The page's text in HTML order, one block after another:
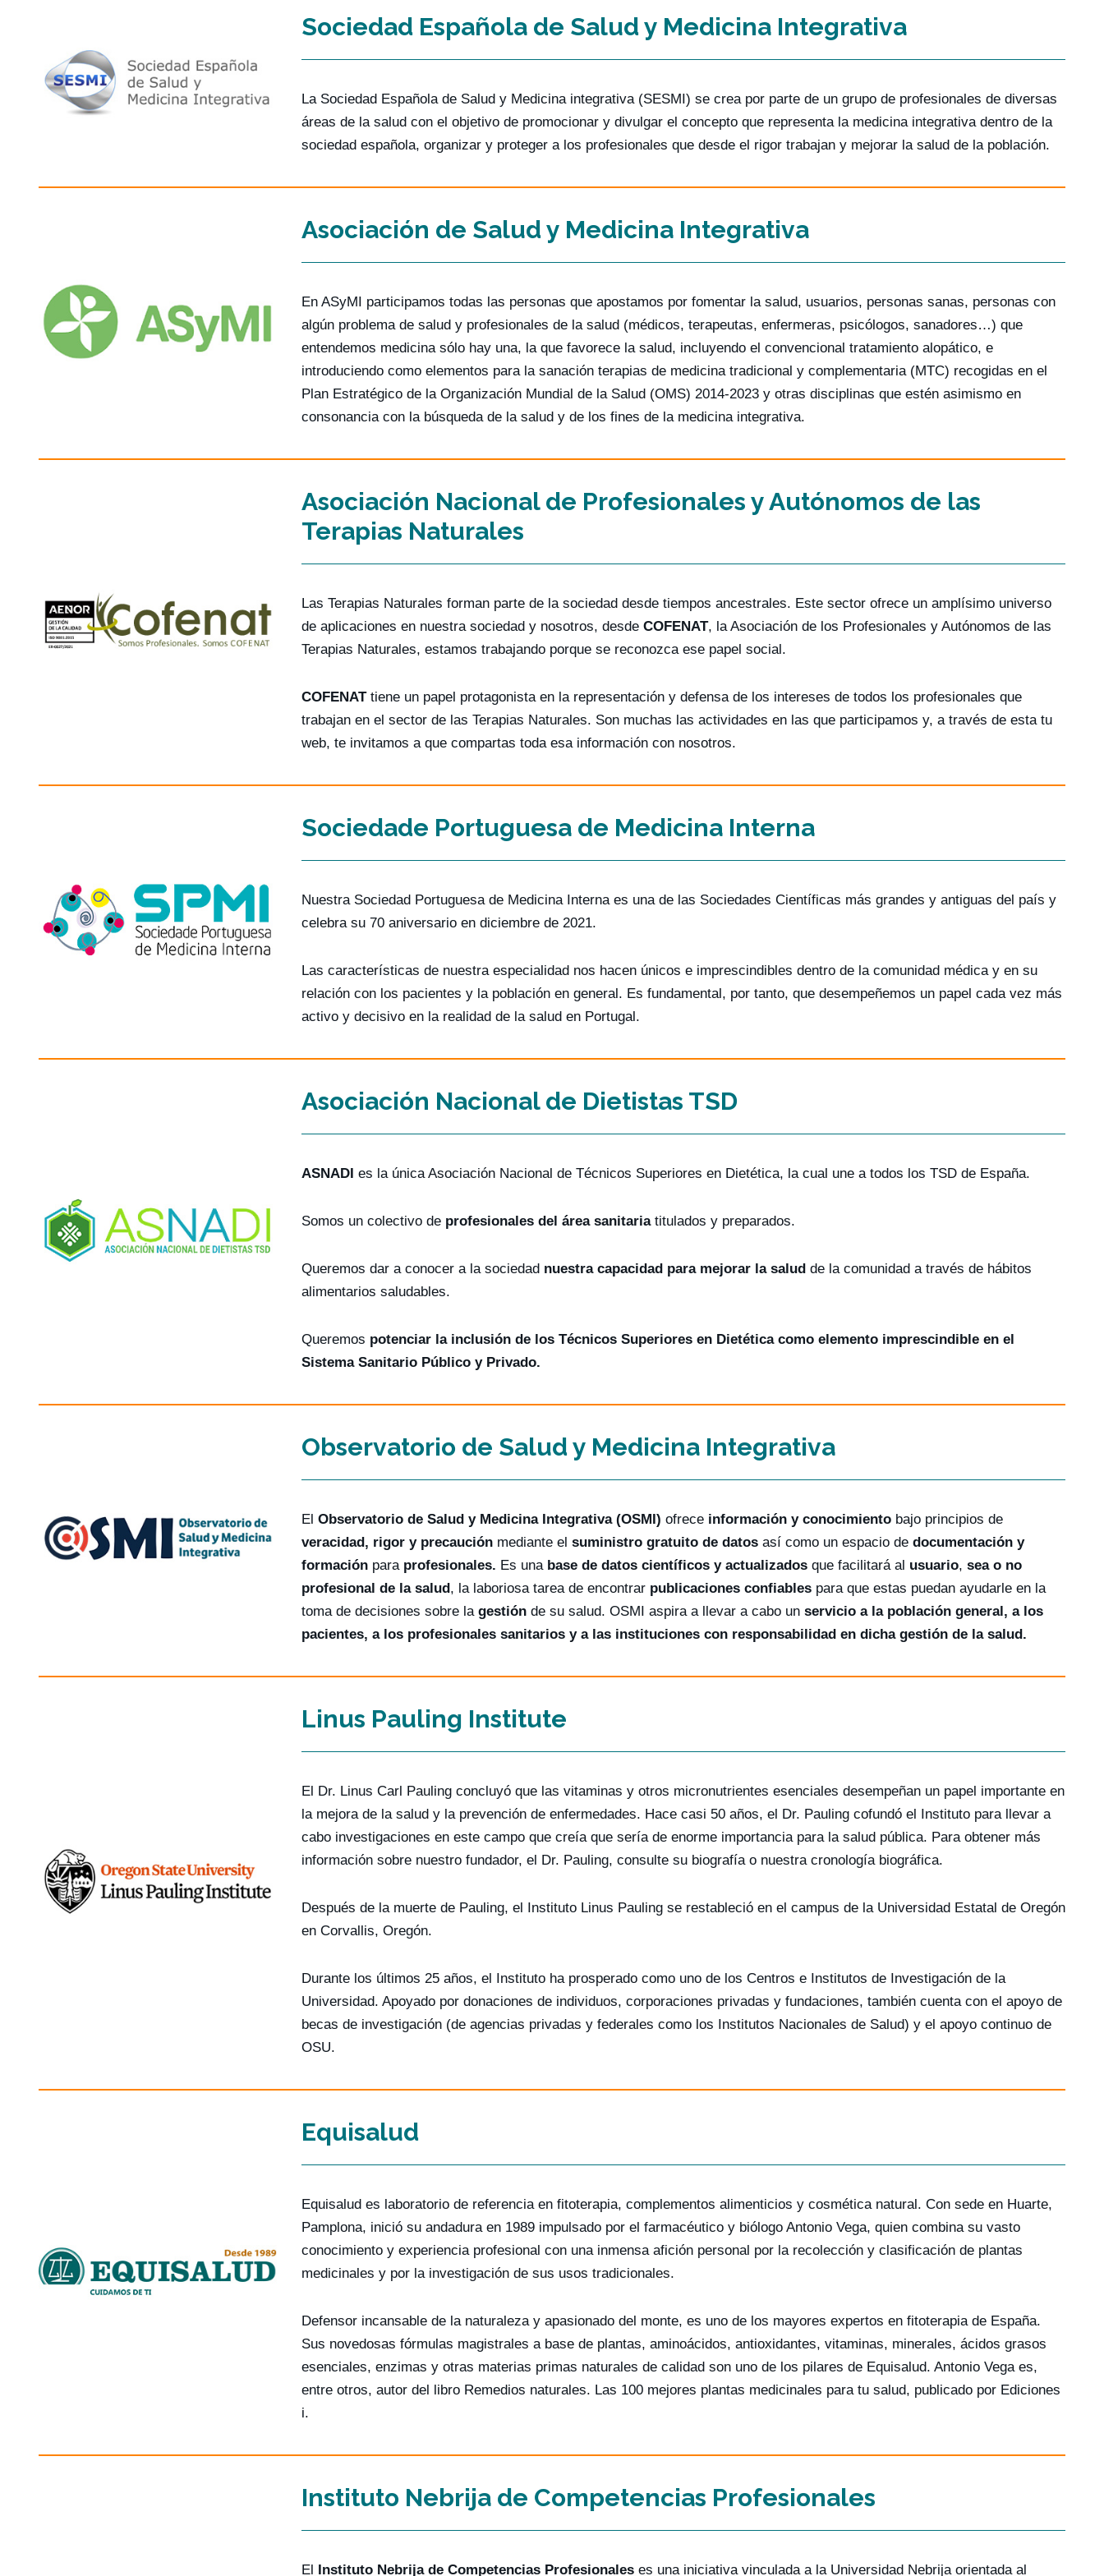
Sociedad Española de Salud y Medicina Integrativa
La Sociedad Española de Salud y Medicina integrativa (SESMI) se crea por parte de un grupo de profesionales de diversas
áreas de la salud con el objetivo de promocionar y divulgar el concepto que representa la medicina integrativa dentro de la
sociedad española, organizar y proteger a los profesionales que desde el rigor trabajan y mejorar la salud de la población.
Asociación de Salud y Medicina Integrativa
En ASyMI participamos todas las personas que apostamos por fomentar la salud, usuarios, personas sanas, personas con
algún problema de salud y profesionales de la salud (médicos, terapeutas, enfermeras, psicólogos, sanadores…) que
entendemos medicina sólo hay una, la que favorece la salud, incluyendo el convencional tratamiento alopático, e
introduciendo como elementos para la sanación terapias de medicina tradicional y complementaria (MTC) recogidas en el
Plan Estratégico de la Organización Mundial de la Salud (OMS) 2014-2023 y otras disciplinas que estén asimismo en
consonancia con la búsqueda de la salud y de los fines de la medicina integrativa.
Asociación Nacional de Profesionales y Autónomos de las
Terapias Naturales
Las Terapias Naturales forman parte de la sociedad desde tiempos ancestrales. Este sector ofrece un amplísimo universo
de aplicaciones en nuestra sociedad y nosotros, desde COFENAT, la Asociación de los Profesionales y Autónomos de las
Terapias Naturales, estamos trabajando porque se reconozca ese papel social.
COFENATtiene un papel protagonista en la representación y defensa de los intereses de todos los profesionales que
trabajan en el sector de las Terapias Naturales. Son muchas las actividades en las que participamos y, a través de esta tu
web, te invitamos a que compartas toda esa información con nosotros.
Sociedade Portuguesa de Medicina Interna
Nuestra Sociedad Portuguesa de Medicina Interna es una de las Sociedades Científicas más grandes y antiguas del país y
celebra su 70 aniversario en diciembre de 2021.
Las características de nuestra especialidad nos hacen únicos e imprescindibles dentro de la comunidad médica y en su
relación con los pacientes y la población en general. Es fundamental, por tanto, que desempeñemos un papel cada vez más
activo y decisivo en la realidad de la salud en Portugal.
Asociación Nacional de Dietistas TSD
ASNADI es la única Asociación Nacional de Técnicos Superiores en Dietética, la cual une a todos los TSD de España.
Somos un colectivo de profesionales del área sanitariatitulados y preparados.
Queremos dar a conocer a la sociedad nuestra capacidad para mejorar la salud de la comunidad a través de hábitos
alimentarios saludables.
Queremos potenciar la inclusión de los Técnicos Superiores en Dietética como elemento imprescindible en el
Sistema Sanitario Público y Privado.
Observatorio de Salud y Medicina Integrativa
El Observatorio de Salud y Medicina Integrativa (OSMI) ofrece información y conocimiento bajo principios de
veracidad, rigor y precaución mediante el suministro gratuito de datos así como un espacio de documentación y
formación para profesionales. Es una base de datos científicos y actualizados que facilitará al usuario, sea o no
profesional de la salud, la laboriosa tarea de encontrar publicaciones confiables para que estas puedan ayudarle en la
toma de decisiones sobre la gestión de su salud. OSMI aspira a llevar a cabo un servicio a la población general, a los
pacientes, a los profesionales sanitarios y a las instituciones con responsabilidad en dicha gestión de la salud.
Linus Pauling Institute
El Dr. Linus Carl Pauling concluyó que las vitaminas y otros micronutrientes esenciales desempeñan un papel importante en
la mejora de la salud y la prevención de enfermedades. Hace casi 50 años, el Dr. Pauling cofundó el Instituto para llevar a
cabo investigaciones en este campo que creía que sería de enorme importancia para la salud pública. Para obtener más
información sobre nuestro fundador, el Dr. Pauling, consulte su biografía o nuestra cronología biográfica.
Después de la muerte de Pauling, el Instituto Linus Pauling se restableció en el campus de la Universidad Estatal de Oregón
en Corvallis, Oregón.
Durante los últimos 25 años, el Instituto ha prosperado como uno de los Centros e Institutos de Investigación de la
Universidad. Apoyado por donaciones de individuos, corporaciones privadas y fundaciones, también cuenta con el apoyo de
becas de investigación (de agencias privadas y federales como los Institutos Nacionales de Salud) y el apoyo continuo de
OSU.
Equisalud
Equisalud es laboratorio de referencia en fitoterapia, complementos alimenticios y cosmética natural. Con sede en Huarte,
Pamplona, inició su andadura en 1989 impulsado por el farmacéutico y biólogo Antonio Vega, quien combina su vasto
conocimiento y experiencia profesional con una inmensa afición personal por la recolección y clasificación de plantas
medicinales y por la investigación de sus usos tradicionales.
Defensor incansable de la naturaleza y apasionado del monte, es uno de los mayores expertos en fitoterapia de España.
Sus novedosas fórmulas magistrales a base de plantas, aminoácidos, antioxidantes, vitaminas, minerales, ácidos grasos
esenciales, enzimas y otras materias primas naturales de calidad son uno de los pilares de Equisalud. Antonio Vega es,
entre otros, autor del libro Remedios naturales. Las 100 mejores plantas medicinales para tu salud, publicado por Ediciones
i.
Instituto Nebrija de Competencias Profesionales
El Instituto Nebrija de Competencias Profesionales es una iniciativa vinculada a la Universidad Nebrija orientada al